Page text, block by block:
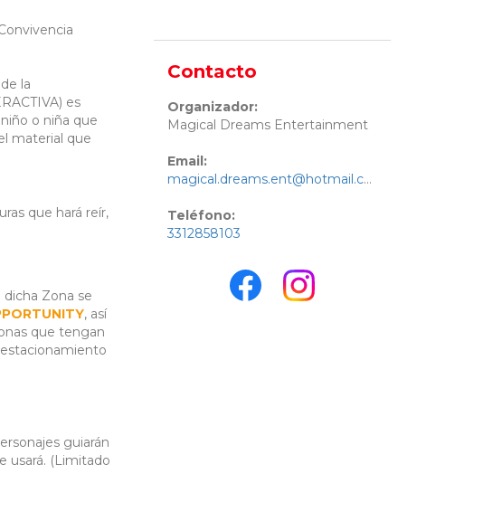
la
es
o niña que
material que
que hará reír,
dicha Zona se
, así
que tengan
guiarán
usará. (Limitado
Contacto
Organizador:
Magical Dreams Entertainment
Email:
magical.dreams.ent@hotmail.com
Teléfono:
3312858103